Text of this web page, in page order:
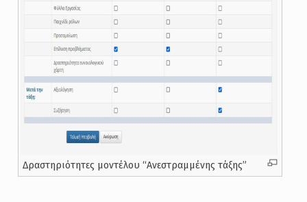
Δραστηριότητες μοντέλου “Ανεστραμμένης τάξης”